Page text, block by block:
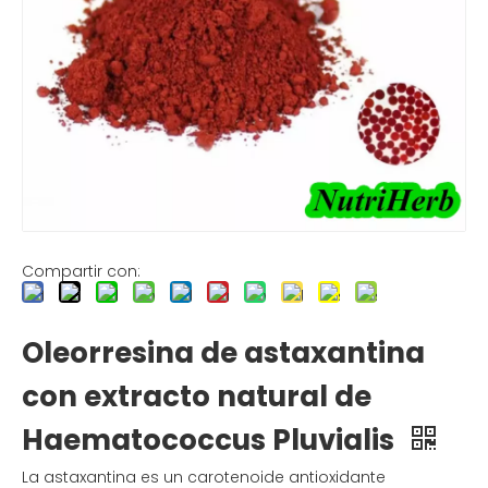
Compartir con:
Oleorresina de astaxantina
con extracto natural de
Haematococcus Pluvialis
La astaxantina es un carotenoide antioxidante